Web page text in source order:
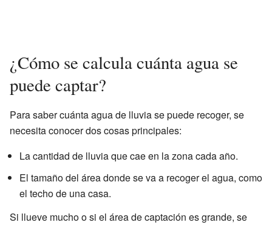
¿Cómo se calcula cuánta agua se
puede captar?
Para saber cuánta agua de lluvia se puede recoger, se
necesita conocer dos cosas principales:
La cantidad de lluvia que cae en la zona cada año.
El tamaño del área donde se va a recoger el agua, como
el techo de una casa.
Si llueve mucho o si el área de captación es grande, se